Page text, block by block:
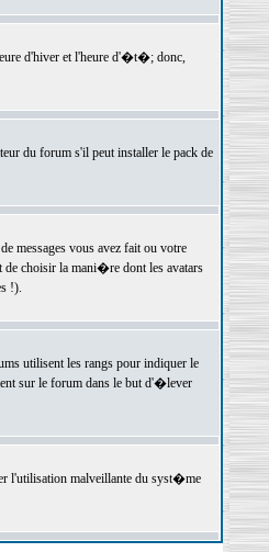
d'hiver et l'heure d'�t�; donc,
du forum s'il peut installer le pack de
messages vous avez fait ou votre
choisir la mani�re dont les avatars
!).
utilisent les rangs pour indiquer le
sur le forum dans le but d'�lever
l'utilisation malveillante du syst�me